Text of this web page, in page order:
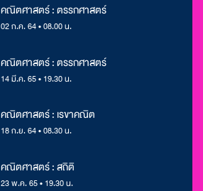
คณิตศาสตร์ : ตรรกศาสตร์
02 ก.ค. 64 • 08.00 น.
คณิตศาสตร์ : ตรรกศาสตร์
14 มี.ค. 65 • 19.30 น.
คณิตศาสตร์ : เรขาคณิต
18 ก.ย. 64 • 08.30 น.
คณิตศาสตร์ : สถิติ
23 พ.ค. 65 • 19.30 น.